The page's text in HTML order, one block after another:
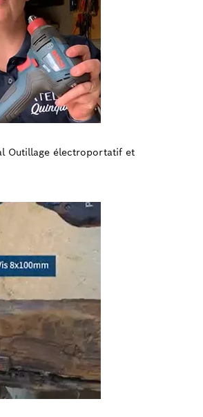
Outillage électroportatif et